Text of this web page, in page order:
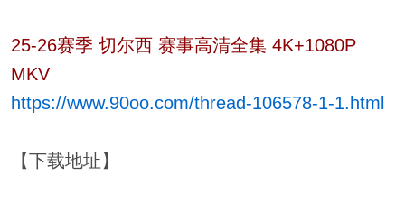
25-26赛季 切尔西 赛事高清全集 4K+1080P
MKV
https://www.90oo.com/thread-106578-1-1.html
【下载地址】